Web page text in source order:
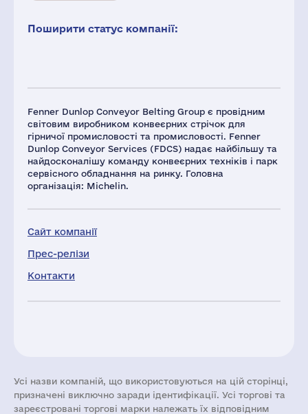
Fenner Dunlop Conveyor Belting Group є провідним
світовим виробником конвеєрних стрічок для
гірничої промисловості та промисловості. Fenner
Dunlop Conveyor Services (FDCS) надає найбільшу та
найдосконалішу команду конвеєрних техніків і парк
сервісного обладнання на ринку. Головна
організація: Michelin.
Сайт компанії
Прес-релізи
Контакти
Поширити статус компанії:
Усі назви компаній, що використовуються на цій сторінці,
призначені виключно заради ідентифікації. Усі торгові та
зареєстровані торгові марки належать їх відповідним